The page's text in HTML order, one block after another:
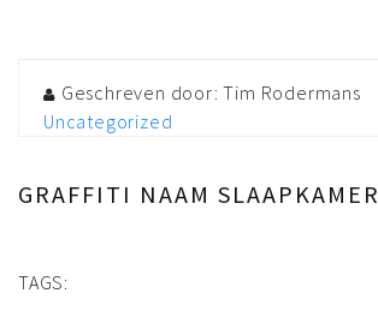
Geschreven door: Tim Rodermans
Uncategorized
GRAFFITI NAAM SLAAPKAMER
TAGS: